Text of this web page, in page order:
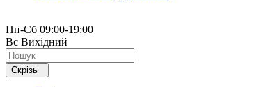
Пн-Сб 09:00-19:00
Вс Вихідний
Скрізь